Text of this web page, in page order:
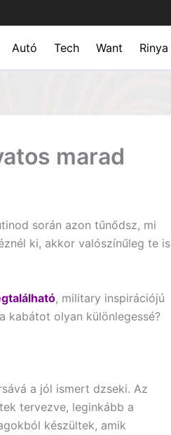
Autó Tech Want Rinya
marad
során azon tűnődsz, mi
ki, akkor valószínűleg te is
, military inspirációjú
kabátot olyan különlegessé?
a jól ismert dzseki. Az
tervezve, leginkább a
készültek, amik